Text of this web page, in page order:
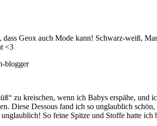
Geox auch Mode kann! Schwarz-weiß,
<3
zu kreischen, wenn ich Babys erspähe, und
Diese Dessous fand ich so unglaublich
So feine Spitze und Stoffe hatte ich